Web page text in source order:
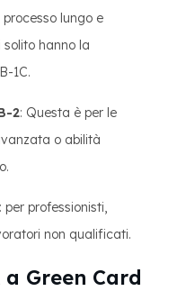
processo lungo e
solito hanno la
1C.
2: Questa è per le
o abilità
: per professionisti,
non qualificati.
Green Card